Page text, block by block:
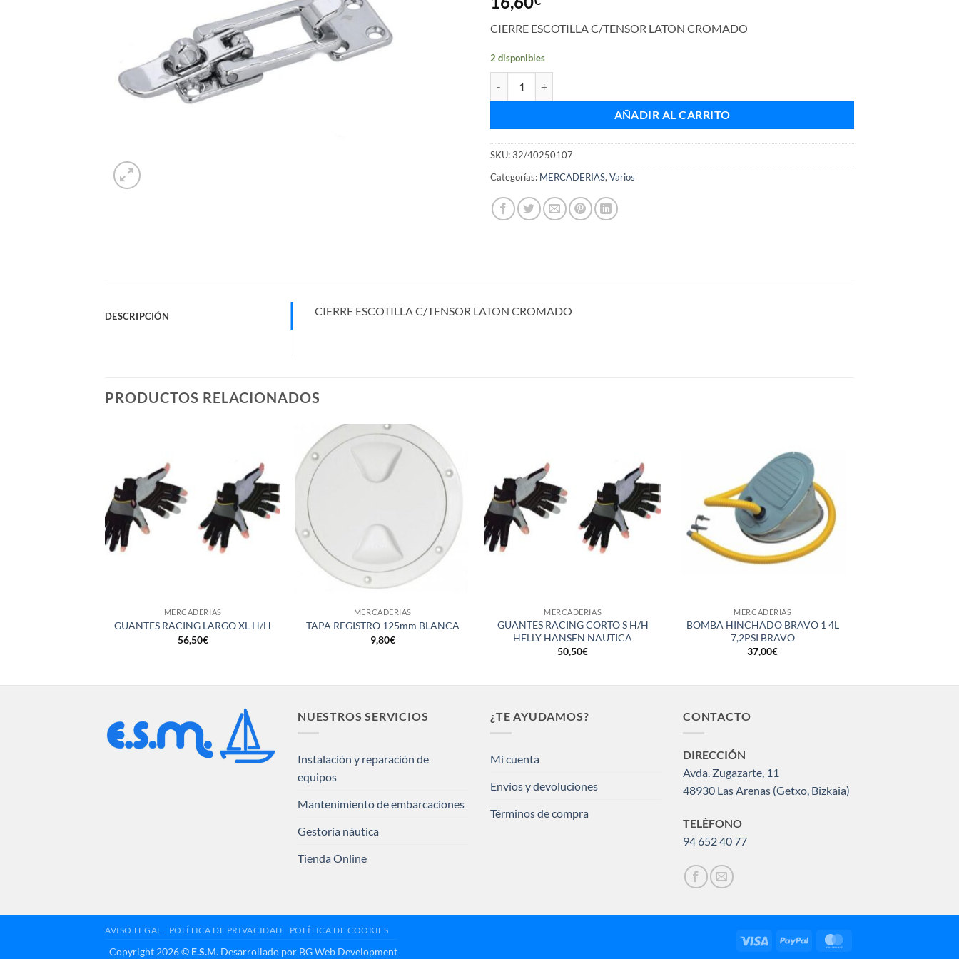
CIERRE ESCOTILLA C/TENSOR LATON CROMADO
2 disponibles
AÑADIR AL CARRITO
SKU:32/40250107
Categorías: MERCADERIAS,Varios
DESCRIPCIÓN CIERRE ESCOTILLA C/TENSOR LATON CROMADO
PRODUCTOS RELACIONADOS
MERCADERIAS
GUANTES RACING LARGO XL H/H
56,50€
MERCADERIAS
TAPA REGISTRO 125mm BLANCA
9,80€
MERCADERIAS
GUANTES RACING CORTO S H/H
HELLY HANSEN NAUTICA
50,50€
MERCADERIAS
BOMBA HINCHADO BRAVO 1 4L
7,2PSI BRAVO
37,00€
NUESTROS SERVICIOS
Instalación y reparación de
equipos
Mantenimiento de embarcaciones
Gestoría náutica
Tienda Online
¿TE AYUDAMOS?
Mi cuenta
Envíos y devoluciones
Términos de compra
CONTACTO
DIRECCIÓN
Avda. Zugazarte, 11
48930 Las Arenas (Getxo, Bizkaia)
TELÉFONO
94 652 40 77
Visa PayPal
AVISO LEGAL POLÍTICA DE PRIVACIDAD POLÍTICA DE COOKIES
Copyright 2026 © E.S.M. Desarrollado por BG Web Development